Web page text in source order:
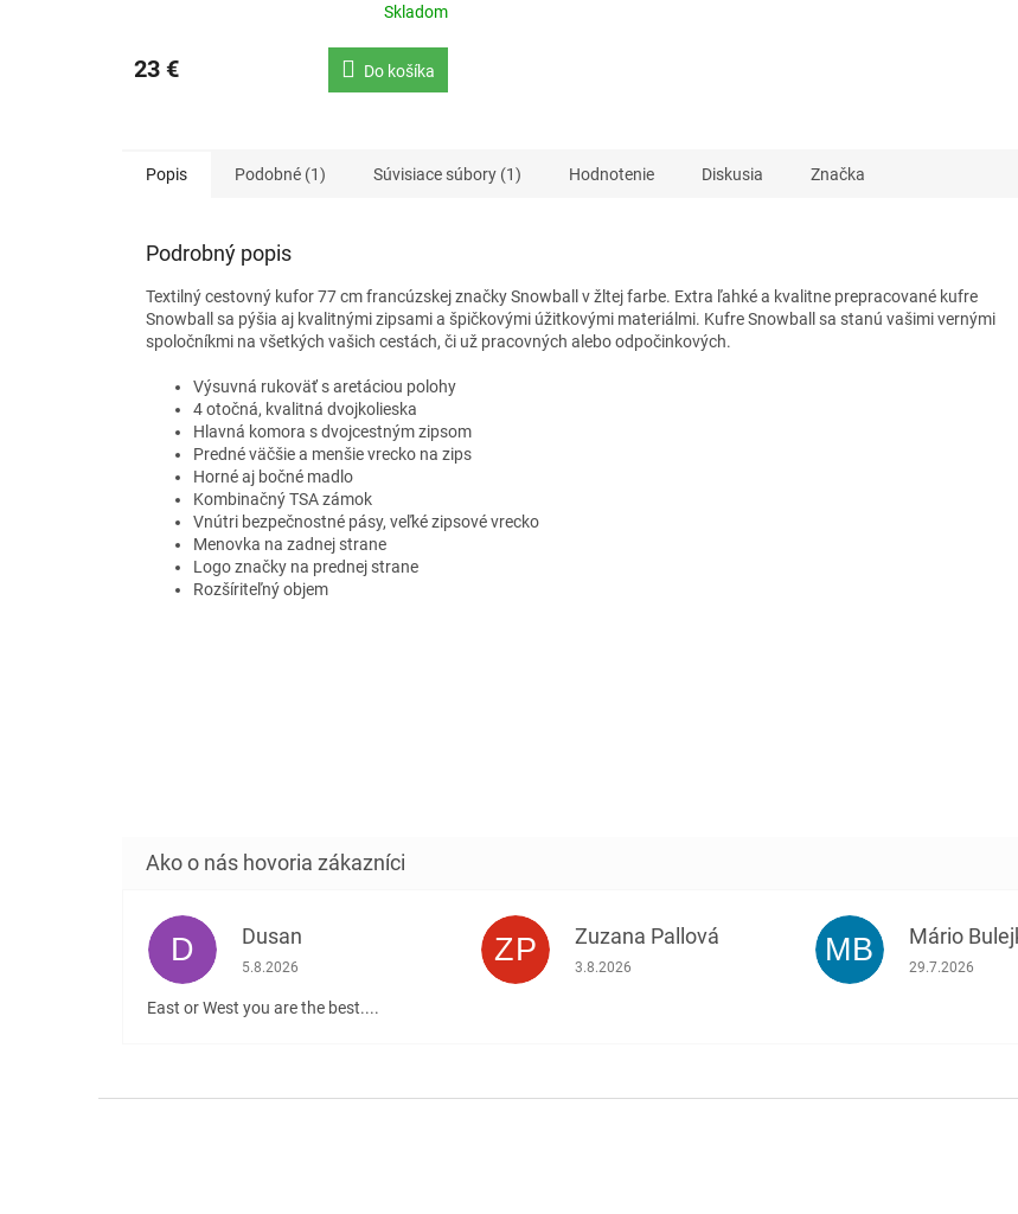
Skladom
23 € Do košíka
Popis Podobné (1) Súvisiace súbory (1) Hodnotenie Diskusia Značka
Podrobný popis
Textilný cestovný kufor 77 cm francúzskej značky Snowball v žltej farbe. Extra ľahké a kvalitne prepracované kufre
Snowball sa pýšia aj kvalitnými zipsami a špičkovými úžitkovými materiálmi. Kufre Snowball sa stanú vašimi vernými
spoločníkmi na všetkých vašich cestách, či už pracovných alebo odpočinkových.
Výsuvná rukoväť s aretáciou polohy
4 otočná, kvalitná dvojkolieska
Hlavná komora s dvojcestným zipsom
Predné väčšie a menšie vrecko na zips
Horné aj bočné madlo
Kombinačný TSA zámok
Vnútri bezpečnostné pásy, veľké zipsové vrecko
Menovka na zadnej strane
Logo značky na prednej strane
Rozšíriteľný objem
D Dusan
Hodnotenie obchodu je 5 z 5 hviezdičiek.
5.8.2026
East or West you are the best....
ZP Zuzana Pallová
Hodnotenie obchodu je 5 z 5 hviezdičiek.
3.8.2026 MB Mário
Hodnotenie
29.7.2026